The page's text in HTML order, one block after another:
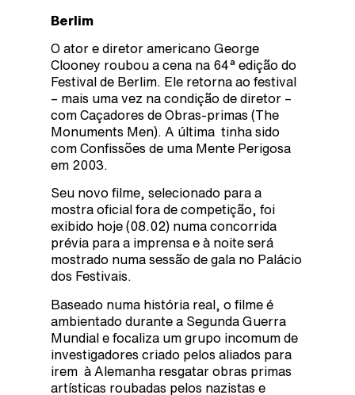
Berlim
O ator e diretor americano George
Clooney roubou a cena na 64ª edição do
Festival de Berlim. Ele retorna ao festival
– mais uma vez na condição de diretor –
com Caçadores de Obras-primas (The
Monuments Men). A última tinha sido
com Confissões de uma Mente Perigosa
em 2003.
Seu novo filme, selecionado para a
mostra oficial fora de competição, foi
exibido hoje (08.02) numa concorrida
prévia para a imprensa e à noite será
mostrado numa sessão de gala no Palácio
dos Festivais.
Baseado numa história real, o filme é
ambientado durante a Segunda Guerra
Mundial e focaliza um grupo incomum de
investigadores criado pelos aliados para
irem à Alemanha resgatar obras primas
artísticas roubadas pelos nazistas e